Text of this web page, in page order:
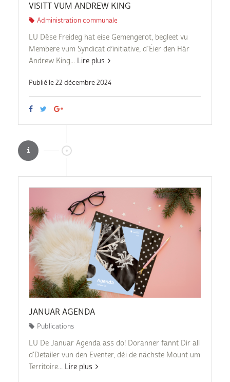
VISITT VUM ANDREW KING
Administration communale
LU Dëse Freideg hat eise Gemengerot, begleet vu
Membere vum Syndicat d‘initiative, d’Éier den Här
Andrew King... Lire plus
Publié le 22 décembre 2024
JANUAR AGENDA
Publications
LU De Januar Agenda ass do! Doranner fannt Dir all
d'Detailer vun den Eventer, déi de nächste Mount um
Territoire... Lire plus